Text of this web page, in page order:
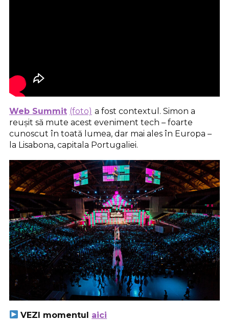
Web Summit (foto) a fost contextul. Simon a
reușit să mute acest eveniment tech – foarte
cunoscut în toată lumea, dar mai ales în Europa –
la Lisabona, capitala Portugaliei.
VEZI momentul aici